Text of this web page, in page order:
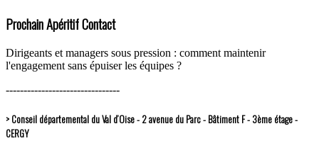
Prochain Apéritif Contact
Dirigeants et managers sous pression : comment maintenir
l'engagement sans épuiser les équipes ?
--------------------------------
> Conseil départemental du Val d’Oise - 2 avenue du Parc - Bâtiment F - 3ème étage -
CERGY